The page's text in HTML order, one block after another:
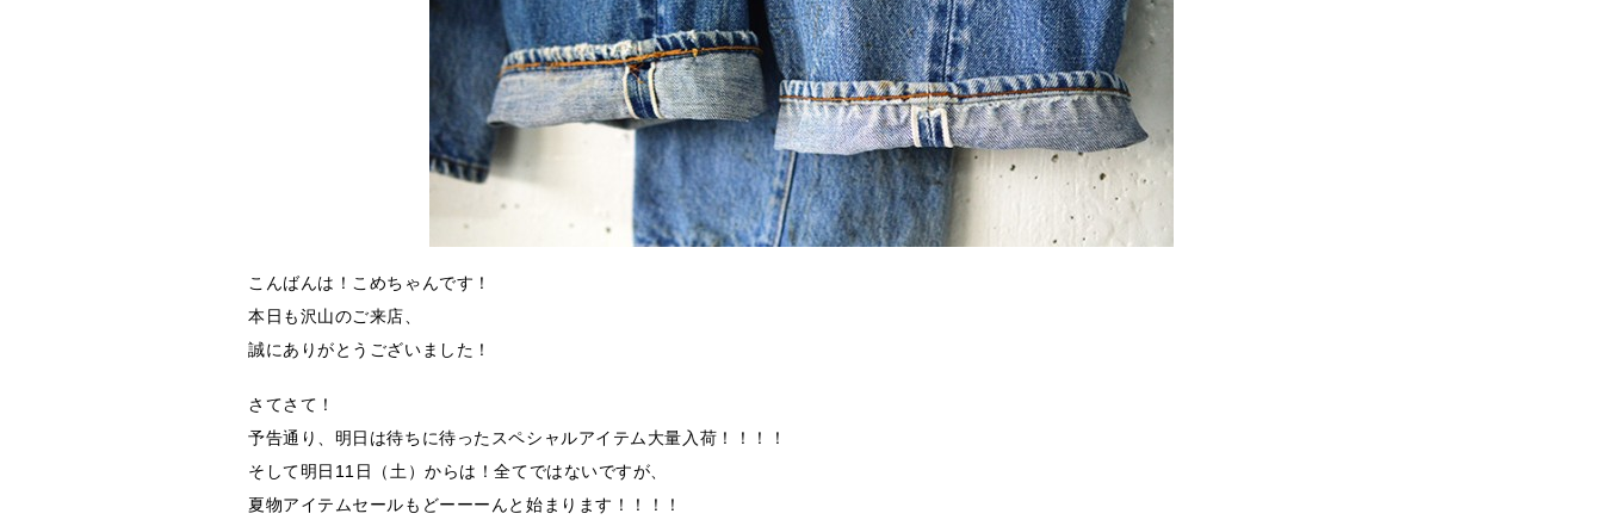
こんばんは！こめちゃんです！
本日も沢山のご来店、
誠にありがとうございました！
さてさて！
予告通り、明日は待ちに待ったスペシャルアイテム大量入荷！！！！
そして明日11日（土）からは！全てではないですが、
夏物アイテムセールもどーーーんと始まります！！！！